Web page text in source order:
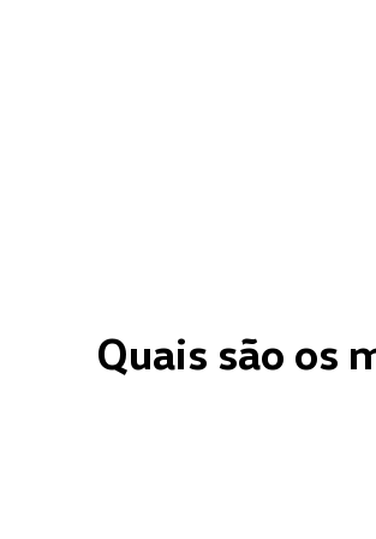
Quais são os